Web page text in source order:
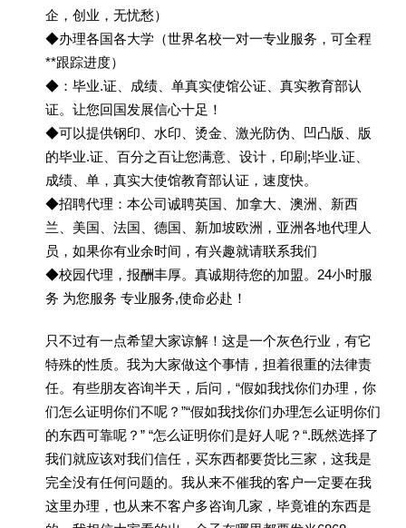
企，创业，无忧愁）
◆办理各国各大学（世界名校一对一专业服务，可全程
**跟踪进度）
◆：毕业.证、成绩、单真实使馆公证、真实教育部认
证。让您回国发展信心十足！
◆可以提供钢印、水印、烫金、激光防伪、凹凸版、版
的毕业.证、百分之百让您满意、设计，印刷;毕业.证、
成绩、单，真实大使馆教育部认证，速度快。
◆招聘代理：本公司诚聘英国、加拿大、澳洲、新西
兰、美国、法国、德国、新加坡欧洲，亚洲各地代理人
员，如果你有业余时间，有兴趣就请联系我们
◆校园代理，报酬丰厚。真诚期待您的加盟。24小时服
务 为您服务 专业服务,使命必赴！
只不过有一点希望大家谅解！这是一个灰色行业，有它
特殊的性质。我为大家做这个事情，担着很重的法律责
任。有些朋友咨询半天，后问，“假如我找你们办理，你
们怎么证明你们不呢？”“假如我找你们办理怎么证明你们
的东西可靠呢？” “怎么证明你们是好人呢？“.既然选择了
我们就应该对我们信任，买东西都要货比三家，这我是
完全没有任何问题的。我从来不催我的客户一定要在我
这里办理，也从来不客户多咨询几家，毕竟谁的东西是